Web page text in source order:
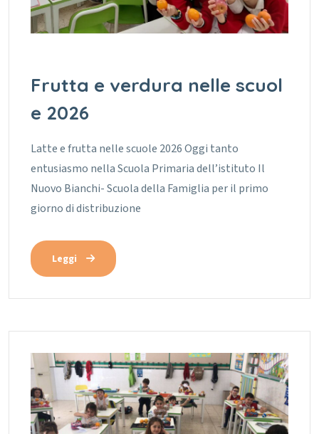
Frutta e verdura nelle scuol
e 2026
Latte e frutta nelle scuole 2026 Oggi tanto
entusiasmo nella Scuola Primaria dell’istituto Il
Nuovo Bianchi- Scuola della Famiglia per il primo
giorno di distribuzione
Leggi